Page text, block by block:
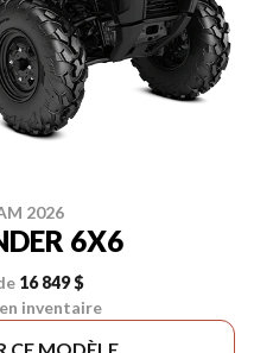
2026
6X6
16 849 $
inventaire
CE MODÈLE